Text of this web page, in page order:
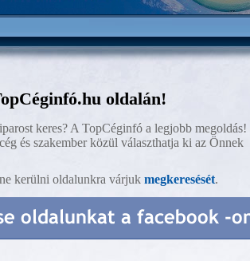
oldalán!
keres? A TopCéginfó a legjobb megoldás!
és szakember közül választhatja ki az Önnek
kerülni oldalunkra várjuk megkeresését.